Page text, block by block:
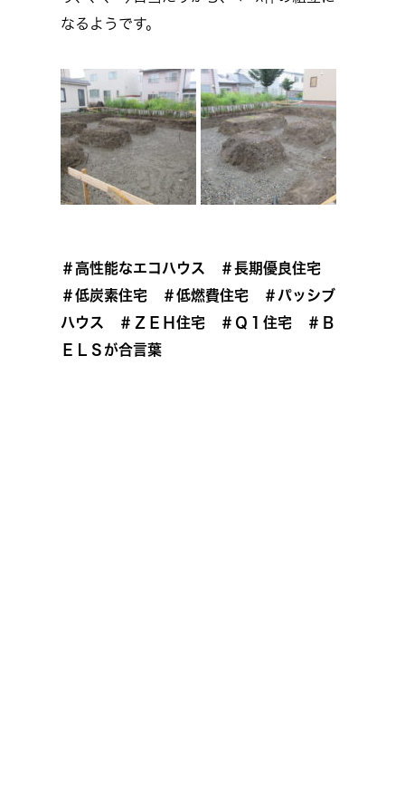
なるようです。
＃高性能なエコハウス ＃長期優良住宅
＃低炭素住宅 ＃低燃費住宅 ＃パッシブ
ハウス ＃ＺＥＨ住宅 ＃Ｑ１住宅 ＃Ｂ
ＥＬＳが合言葉